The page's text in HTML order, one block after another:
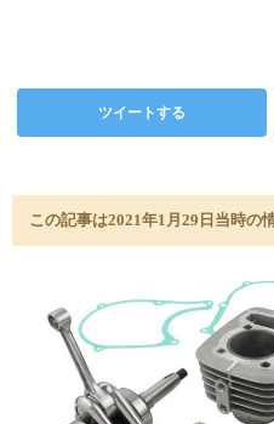
ツイートする
この記事は2021年1月29日当時の